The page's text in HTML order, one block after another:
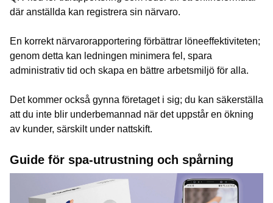
där anställda kan registrera sin närvaro.
En korrekt närvarorapportering förbättrar löneeffektiviteten;
genom detta kan ledningen minimera fel, spara
administrativ tid och skapa en bättre arbetsmiljö för alla.
Det kommer också gynna företaget i sig; du kan säkerställa
att du inte blir underbemannad när det uppstår en ökning
av kunder, särskilt under nattskift.
Guide för spa-utrustning och spårning